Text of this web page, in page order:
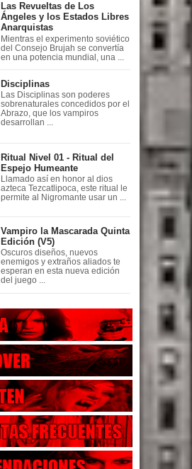
Las Revueltas de Los
Ángeles y los Estados Libres
Anarquistas
Mientras el experimento soviético
del Consejo Brujah se convertía
en una potencia mundial, una ...
Disciplinas
Las Disciplinas son poderes
sobrenaturales concedidos por el
Abrazo, que los vampiros
desarrollan ...
Ritual Nivel 01 - Ritual del
Espejo Humeante
Llamado así en honor al dios
azteca Tezcatlipoca, este ritual le
permite al Nigromante usar un ...
Vampiro la Mascarada Quinta
Edición (V5)
Oscuros diseños, nuevos
enemigos y extraños aliados te
esperan en esta nueva edición
del juego ...